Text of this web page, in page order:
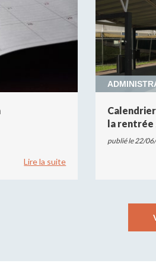
Lire la suite
la rentrée
publié le 22/